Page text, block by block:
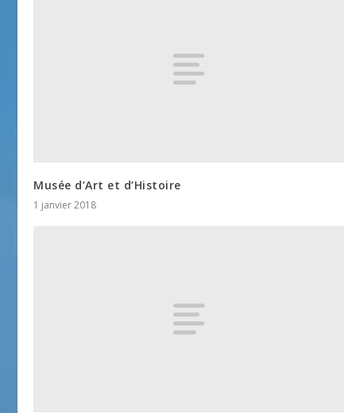
Musée d’Art et d’Histoire
1 janvier 2018